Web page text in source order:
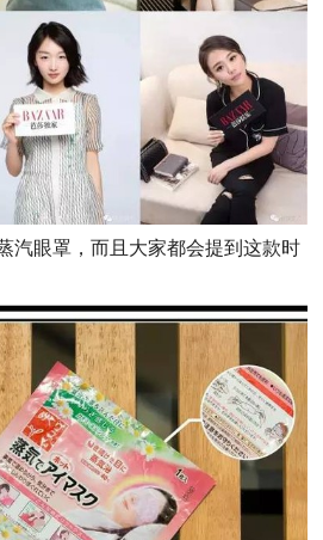
汽眼罩，而且大家都会提到这款时